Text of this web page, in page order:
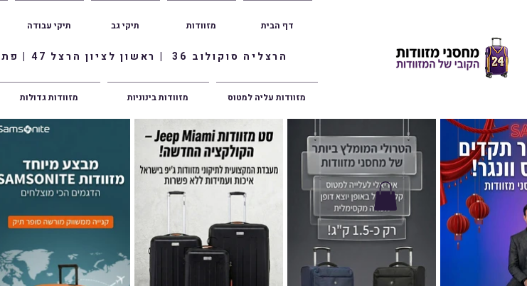
הרצליה סוקולוב 36 | ראשון לציון הרצל 47 | פתח תקווה אשכנזי 1
תיקי עבודה תיקי גב מזוודות דף הבית
מזוודות גדולות מזוודות בינוניות מזוודות עליה למטוס